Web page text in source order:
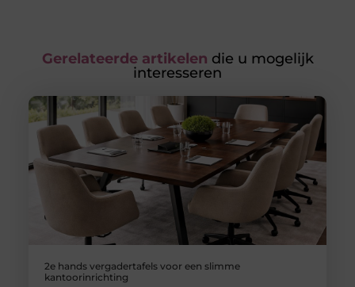
Gerelateerde artikelen die u mogelijk
interesseren
2e hands vergadertafels voor een slimme
kantoorinrichting